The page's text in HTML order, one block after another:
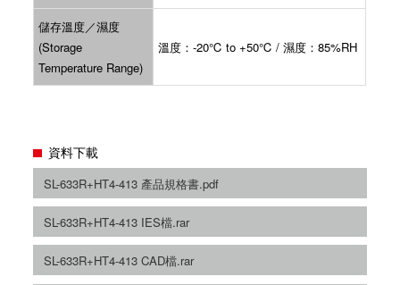
儲存溫度／濕度
(Storage
Temperature Range)
溫度：-20℃ to +50℃ / 濕度：85%RH
資料下載
SL-633R+HT4-413 產品規格書.pdf
SL-633R+HT4-413 IES檔.rar
SL-633R+HT4-413 CAD檔.rar